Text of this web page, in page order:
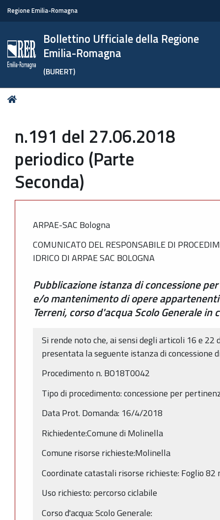
Regione Emilia-Romagna
Bollettino Ufficiale della Regione
Emilia-Romagna
(BURERT)
Tu
n.191 del 27.06.2018
periodico (Parte
Seconda)
ARPAE-SAC Bologna
COMUNICATO DEL RESPONSABILE DI
IDRICO DI ARPAE SAC BOLOGNA
Pubblicazione istanza di concessione
e/o mantenimento di opere
Terreni, corso d'acqua Scolo Generale in
Si rende noto che, ai sensi degli articoli 16 e 22
presentata la seguente istanza di concessione
Procedimento n. BO18T0042
Tipo di procedimento: concessione per
Data Prot. Domanda: 16/4/2018
Richiedente:Comune di Molinella
Comune risorse richieste:Molinella
Coordinate catastali risorse richieste: Foglio 82
Uso richiesto: percorso ciclabile
Corso d'acqua: Scolo Generale: